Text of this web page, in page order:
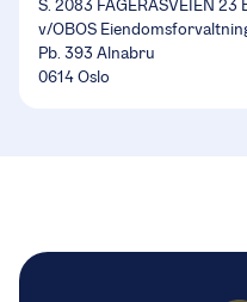
S. 2083 FAGERÅSVEIEN 23
v/OBOS
Pb. 393 Alnabru
0614 Oslo